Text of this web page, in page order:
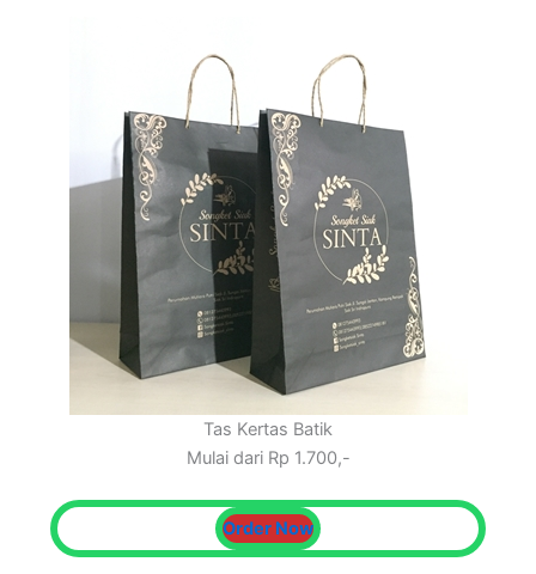
Tas Kertas Batik
Mulai dari Rp 1.700,-
Order Now